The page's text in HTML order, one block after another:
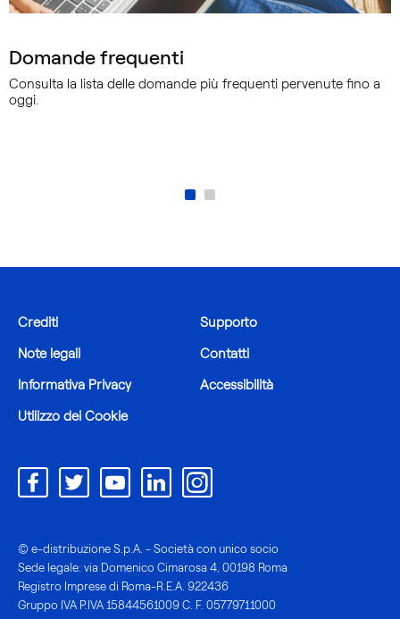
Domande frequenti
Consulta la lista delle domande più frequenti pervenute fino a
oggi.
© e-distribuzione S.p.A. - Società con unico socio
Sede legale: via Domenico Cimarosa 4, 00198 Roma
Registro Imprese di Roma-R.E.A. 922436
Gruppo IVA P.IVA 15844561009 C. F. 05779711000
Crediti
Note legali
Informativa Privacy
Utilizzo dei Cookie
Supporto
Contatti
Accessibilità